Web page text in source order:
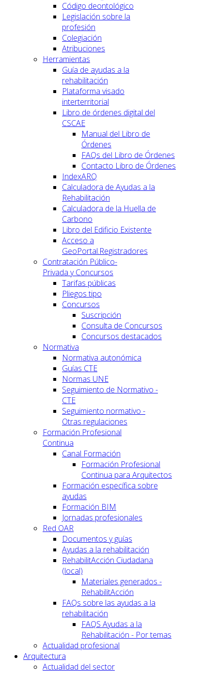
Código deontológico
Legislación sobre la
profesión
Colegiación
Atribuciones
Herramientas
Guía de ayudas a la
rehabilitación
Plataforma visado
interterritorial
Libro de órdenes digital del
CSCAE
Manual del Libro de
Órdenes
FAQs del Libro de Órdenes
Contacto Libro de Órdenes
IndexARQ
Calculadora de Ayudas a la
Rehabilitación
Calculadora de la Huella de
Carbono
Libro del Edificio Existente
Acceso a
GeoPortal.Registradores
Contratación Público-
Privada y Concursos
Tarifas públicas
Pliegos tipo
Concursos
Suscripción
Consulta de Concursos
Concursos destacados
Normativa
Normativa autonómica
Guías CTE
Normas UNE
Seguimiento de Normativo -
CTE
Seguimiento normativo -
Otras regulaciones
Formación Profesional
Continua
Canal Formación
Formación Profesional
Continua para Arquitectos
Formación específica sobre
ayudas
Formación BIM
Jornadas profesionales
Red OAR
Documentos y guías
Ayudas a la rehabilitación
RehabilitAcción Ciudadana
(local)
Materiales generados -
RehabilitAcción
FAQs sobre las ayudas a la
rehabilitación
FAQS Ayudas a la
Rehabilitación - Por temas
Actualidad profesional
Arquitectura
Actualidad del sector